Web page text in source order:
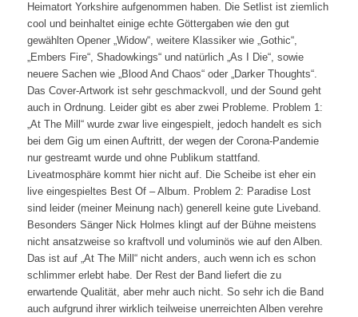
Heimatort Yorkshire aufgenommen haben. Die Setlist ist ziemlich
cool und beinhaltet einige echte Göttergaben wie den gut
gewählten Opener „Widow“, weitere Klassiker wie „Gothic“,
„Embers Fire“, Shadowkings“ und natürlich „As I Die“, sowie
neuere Sachen wie „Blood And Chaos“ oder „Darker Thoughts“.
Das Cover-Artwork ist sehr geschmackvoll, und der Sound geht
auch in Ordnung. Leider gibt es aber zwei Probleme. Problem 1:
„At The Mill“ wurde zwar live eingespielt, jedoch handelt es sich
bei dem Gig um einen Auftritt, der wegen der Corona-Pandemie
nur gestreamt wurde und ohne Publikum stattfand.
Liveatmosphäre kommt hier nicht auf. Die Scheibe ist eher ein
live eingespieltes Best Of – Album. Problem 2: Paradise Lost
sind leider (meiner Meinung nach) generell keine gute Liveband.
Besonders Sänger Nick Holmes klingt auf der Bühne meistens
nicht ansatzweise so kraftvoll und voluminös wie auf den Alben.
Das ist auf „At The Mill“ nicht anders, auch wenn ich es schon
schlimmer erlebt habe. Der Rest der Band liefert die zu
erwartende Qualität, aber mehr auch nicht. So sehr ich die Band
auch aufgrund ihrer wirklich teilweise unerreichten Alben verehre